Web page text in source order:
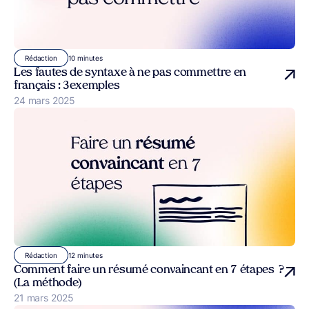
Rédaction 10 minutes
Les fautes de syntaxe à ne pas commettre en
français : 3 exemples
Publié le
24 mars 2025
Rédaction 12 minutes
Comment faire un résumé convaincant en 7 étapes ?
(La méthode)
Publié le
21 mars 2025